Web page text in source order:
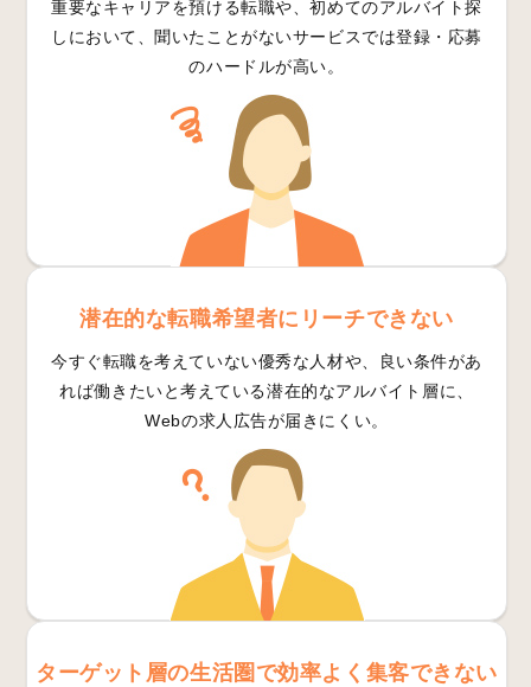
重要なキャリアを預ける転職や、初めてのアルバイト探
しにおいて、聞いたことがないサービスでは登録・応募
のハードルが高い。
潜在的な転職希望者にリーチできない
今すぐ転職を考えていない優秀な人材や、良い条件があ
れば働きたいと考えている潜在的なアルバイト層に、
Webの求人広告が届きにくい。
ターゲット層の生活圏で効率よく集客できない